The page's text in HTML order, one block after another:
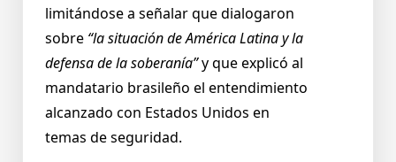
limitándose a señalar que dialogaron
sobre “la situación de América Latina y la
defensa de la soberanía”y que explicó al
mandatario brasileño el entendimiento
alcanzado con Estados Unidos en
temas de seguridad.